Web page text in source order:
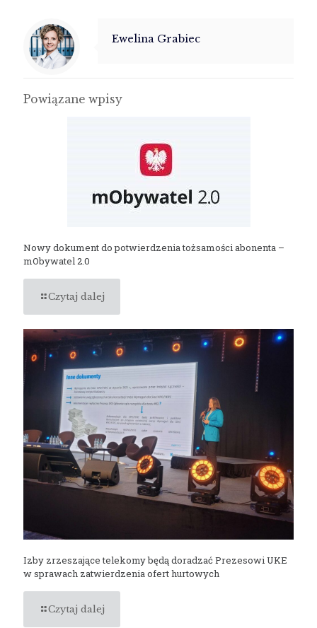
Ewelina Grabiec
Powiązane wpisy
Nowy dokument do potwierdzenia tożsamości abonenta –
mObywatel 2.0
Czytaj dalej
Izby zrzeszające telekomy będą doradzać Prezesowi UKE
w sprawach zatwierdzenia ofert hurtowych
Czytaj dalej